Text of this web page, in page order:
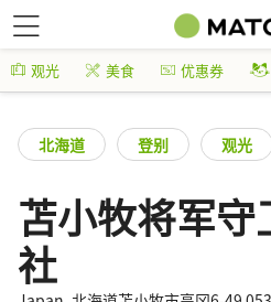
观光 美食 优惠券
北海道 登别 观光
苫小牧将军守
社